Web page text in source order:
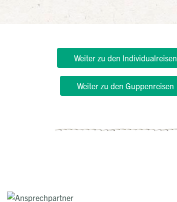
Weiter zu den Individualreisen
Weiter zu den Guppenreisen